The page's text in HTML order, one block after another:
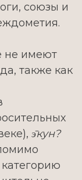
союзы и
не имеют
также как
э̄кун?